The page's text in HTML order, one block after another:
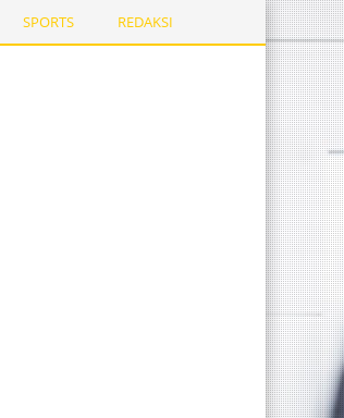
SPORTS REDAKSI